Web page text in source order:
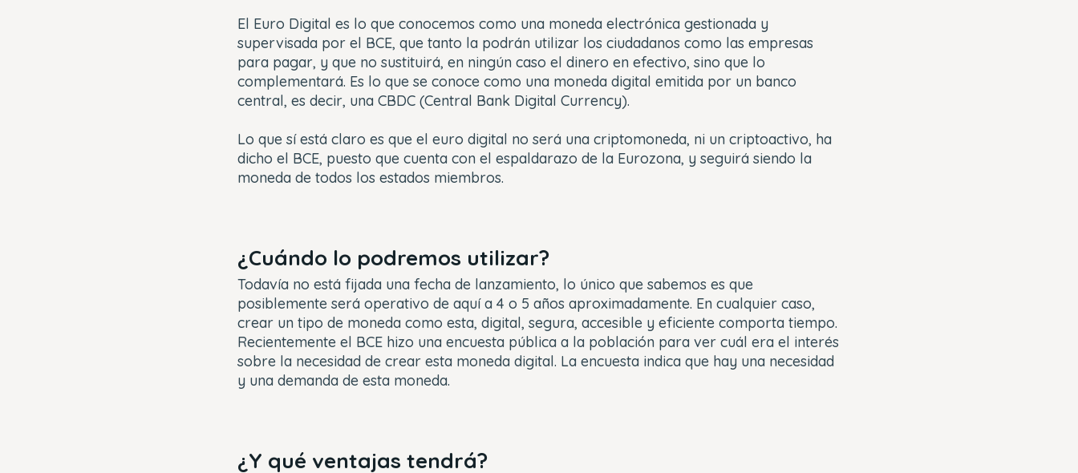
El Euro Digital es lo que conocemos como una moneda electrónica gestionada y
supervisada por el BCE, que tanto la podrán utilizar los ciudadanos como las empresas
para pagar, y que no sustituirá, en ningún caso el dinero en efectivo, sino que lo
complementará. Es lo que se conoce como una moneda digital emitida por un banco
central, es decir, una CBDC (Central Bank Digital Currency).
Lo que sí está claro es que el euro digital no será una criptomoneda, ni un criptoactivo, ha
dicho el BCE, puesto que cuenta con el espaldarazo de la Eurozona, y seguirá siendo la
moneda de todos los estados miembros.
¿Cuándo lo podremos utilizar?
Todavía no está fijada una fecha de lanzamiento, lo único que sabemos es que
posiblemente será operativo de aquí a 4 o 5 años aproximadamente. En cualquier caso,
crear un tipo de moneda como esta, digital, segura, accesible y eficiente comporta tiempo.
Recientemente el BCE hizo una encuesta pública a la población para ver cuál era el interés
sobre la necesidad de crear esta moneda digital. La encuesta indica que hay una necesidad
y una demanda de esta moneda.
¿Y qué ventajas tendrá?